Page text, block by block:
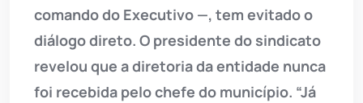
comando do Executivo —, tem evitado o
diálogo direto. O presidente do sindicato
revelou que a diretoria da entidade nunca
foi recebida pelo chefe do município. “Já